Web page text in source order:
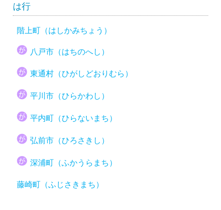
は行
階上町（はしかみちょう）
八戸市（はちのへし）
東通村（ひがしどおりむら）
平川市（ひらかわし）
平内町（ひらないまち）
弘前市（ひろさきし）
深浦町（ふかうらまち）
藤崎町（ふじさきまち）